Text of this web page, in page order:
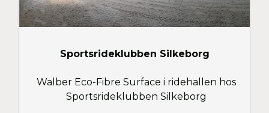
Sportsrideklubben Silkeborg
Walber Eco-Fibre Surface i ridehallen hos
Sportsrideklubben Silkeborg